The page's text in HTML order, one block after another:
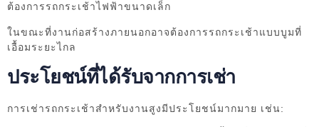
ต้องการรถกระเช้าไฟฟ้าขนาดเล็ก
ในขณะที่งานก่อสร้างภายนอกอาจต้องการรถกระเช้าแบบบูมที่
เอื้อมระยะไกล
ประโยชน์ที่ได้รับจากการเช่า
การเช่ารถกระเช้าสำหรับงานสูงมีประโยชน์มากมาย เช่น: